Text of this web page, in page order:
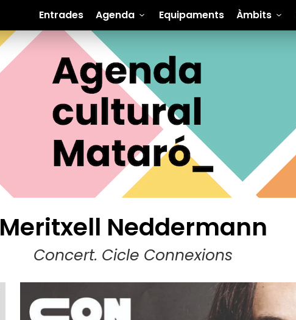
Entrades Agenda Equipaments Àmbits
Meritxell Neddermann
Concert. Cicle Connexions